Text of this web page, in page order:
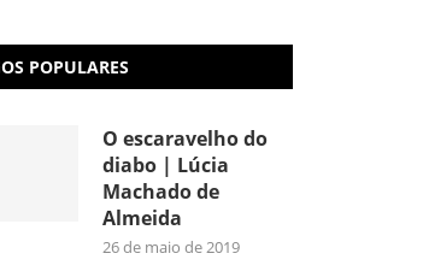
POPULARES
O escaravelho do
diabo | Lúcia
Machado de
Almeida
26 de maio de 2019